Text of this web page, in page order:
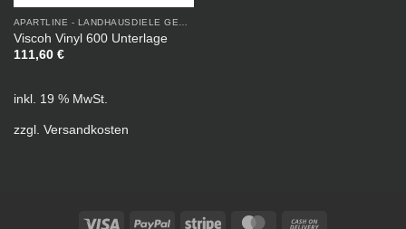
Viscoh Vinyl 600 Unterlage
111,60 €
inkl. 19 % MwSt.
zzgl. Versandkosten
Visa PayPal Stripe MasterCard